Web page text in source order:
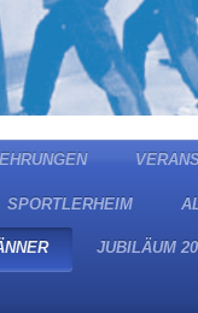
SPORTLERHEIM
JUBILÄUM